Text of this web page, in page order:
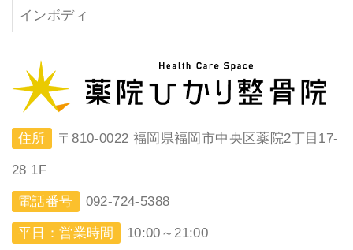
インボディ
住所 〒810-0022 福岡県福岡市中央区薬院2丁目17-
28 1F
電話番号 092-724-5388
平日：営業時間 10:00～21:00